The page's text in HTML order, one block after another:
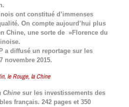
ont constitué d’immenses
On compte aujourd’hui plus
Chine, une sorte de »Florence du
a diffusé un reportage sur les
novembre 2015.
le Rouge, la Chine
Chine sur les investissements des
français. 242 pages et 350